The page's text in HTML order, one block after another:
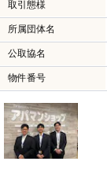
取引態様
所属団体名
公取協名
物件番号